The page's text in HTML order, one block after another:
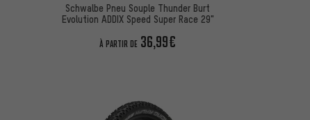
Schwalbe Pneu Souple Thunder Burt
Evolution ADDIX Speed Super Race 29"
À PARTIR DE 36,99€